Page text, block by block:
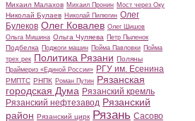
Михаил Малахов Михаил Пронин Мост через Оку
Николай Булаев Николай Пилюгин Олег
Булеков Олег Ковалев Олег Шишов
Ольга Мишина Ольга Чуляева Петр Пыленок
Подбелка Поджоги машин Пойма Павловки Пойма
трех рек Политика Рязани Поляны
Праймериз «Единой России» РГУ им. Есенина
РМПТС РНПК Роман Путин Рязанская
городская Дума Рязанский кремль
Рязанский нефтезавод Рязанский
район Рязанский цирк Рязань Сасово